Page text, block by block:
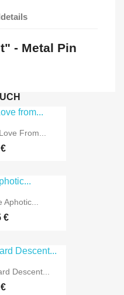
- Metal Pin
From...
Aphotic...
€
Descent...